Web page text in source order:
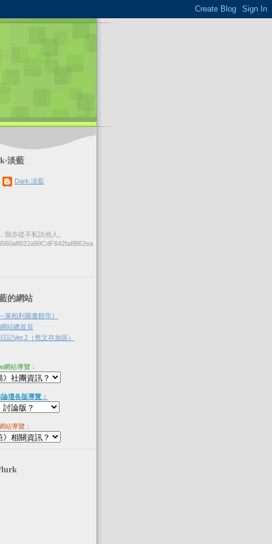
淡藍
Dark‧淡藍
我亦從不私訊他人。
的網站
萊柏利圖書館市》
站總首頁
記Ver.2（舊文存放區）
網站導覽：
壇各版導覽：
站導覽：